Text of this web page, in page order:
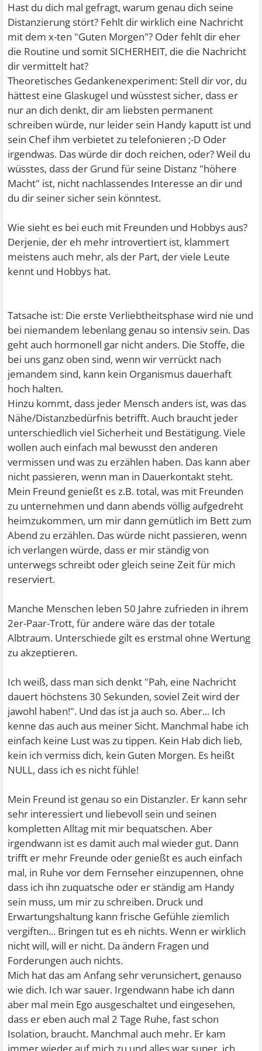
Hast du dich mal gefragt, warum genau dich seine
Distanzierung stört? Fehlt dir wirklich eine Nachricht
mit dem x-ten "Guten Morgen"? Oder fehlt dir eher
die Routine und somit SICHERHEIT, die die Nachricht
dir vermittelt hat?
Theoretisches Gedankenexperiment: Stell dir vor, du
hättest eine Glaskugel und wüsstest sicher, dass er
nur an dich denkt, dir am liebsten permanent
schreiben würde, nur leider sein Handy kaputt ist und
sein Chef ihm verbietet zu telefonieren ;-D Oder
irgendwas. Das würde dir doch reichen, oder? Weil du
wüsstes, dass der Grund für seine Distanz "höhere
Macht" ist, nicht nachlassendes Interesse an dir und
du dir seiner sicher sein könntest.
Wie sieht es bei euch mit Freunden und Hobbys aus?
Derjenie, der eh mehr introvertiert ist, klammert
meistens auch mehr, als der Part, der viele Leute
kennt und Hobbys hat.
Tatsache ist: Die erste Verliebtheitsphase wird nie und
bei niemandem lebenlang genau so intensiv sein. Das
geht auch hormonell gar nicht anders. Die Stoffe, die
bei uns ganz oben sind, wenn wir verrückt nach
jemandem sind, kann kein Organismus dauerhaft
hoch halten.
Hinzu kommt, dass jeder Mensch anders ist, was das
Nähe/Distanzbedürfnis betrifft. Auch braucht jeder
unterschiedlich viel Sicherheit und Bestätigung. Viele
wollen auch einfach mal bewusst den anderen
vermissen und was zu erzählen haben. Das kann aber
nicht passieren, wenn man in Dauerkontakt steht.
Mein Freund genießt es z.B. total, was mit Freunden
zu unternehmen und dann abends völlig aufgedreht
heimzukommen, um mir dann gemütlich im Bett zum
Abend zu erzählen. Das würde nicht passieren, wenn
ich verlangen würde, dass er mir ständig von
unterwegs schreibt oder gleich seine Zeit für mich
reserviert.
Manche Menschen leben 50 Jahre zufrieden in ihrem
2er-Paar-Trott, für andere wäre das der totale
Albtraum. Unterschiede gilt es erstmal ohne Wertung
zu akzeptieren.
Ich weiß, dass man sich denkt "Pah, eine Nachricht
dauert höchstens 30 Sekunden, soviel Zeit wird der
jawohl haben!". Und das ist ja auch so. Aber... Ich
kenne das auch aus meiner Sicht. Manchmal habe ich
einfach keine Lust was zu tippen. Kein Hab dich lieb,
kein ich vermiss dich, kein Guten Morgen. Es heißt
NULL, dass ich es nicht fühle!
Mein Freund ist genau so ein Distanzler. Er kann sehr
sehr interessiert und liebevoll sein und seinen
kompletten Alltag mit mir bequatschen. Aber
irgendwann ist es damit auch mal wieder gut. Dann
trifft er mehr Freunde oder genießt es auch einfach
mal, in Ruhe vor dem Fernseher einzupennen, ohne
dass ich ihn zuquatsche oder er ständig am Handy
sein muss, um mir zu schreiben. Druck und
Erwartungshaltung kann frische Gefühle ziemlich
vergiften... Bringen tut es eh nichts. Wenn er wirklich
nicht will, will er nicht. Da ändern Fragen und
Forderungen auch nichts.
Mich hat das am Anfang sehr verunsichert, genauso
wie dich. Ich war sauer. Irgendwann habe ich dann
aber mal mein Ego ausgeschaltet und eingesehen,
dass er eben auch mal 2 Tage Ruhe, fast schon
Isolation, braucht. Manchmal auch mehr. Er kam